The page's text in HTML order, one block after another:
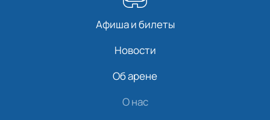
Афиша и билеты
Новости
Об арене
О нас